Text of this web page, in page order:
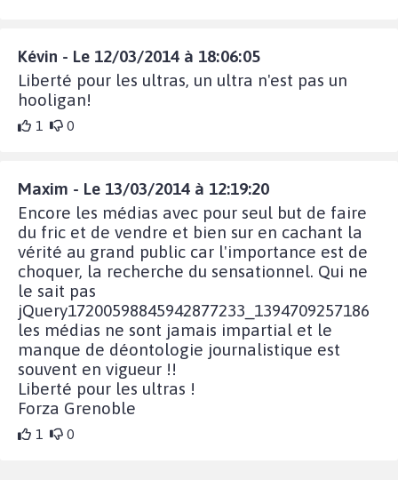
Kévin - Le 12/03/2014 à 18:06:05
Liberté pour les ultras, un ultra n'est pas un
hooligan!
1 0
Maxim - Le 13/03/2014 à 12:19:20
Encore les médias avec pour seul but de faire
du fric et de vendre et bien sur en cachant la
vérité au grand public car l'importance est de
choquer, la recherche du sensationnel. Qui ne
le sait pas
jQuery17200598845942877233_1394709257186
les médias ne sont jamais impartial et le
manque de déontologie journalistique est
souvent en vigueur !!
Liberté pour les ultras !
Forza Grenoble
1 0